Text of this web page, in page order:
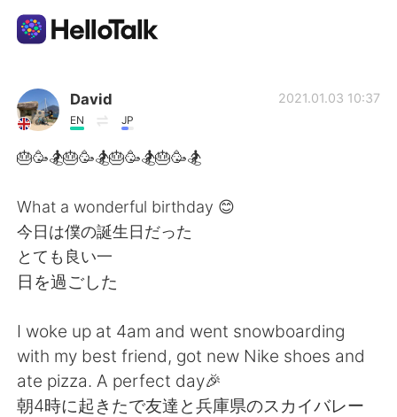
Aplicación de intercambio de idiomas
AI Grammar Checker
English
Français Deutsch
日本語 한국어
David
EN JP
2021.01.03 10:37
🎂🥳🏂🎂🥳🏂🎂🥳🏂🎂🥳🏂
What a wonderful birthday 😊
今日は僕の誕生日だった
とても良い一
日を過ごした
I woke up at 4am and went snowboarding
with my best friend, got new Nike shoes and
ate pizza. A perfect day🎉
朝4時に起きたで友達と兵庫県のスカイバレー